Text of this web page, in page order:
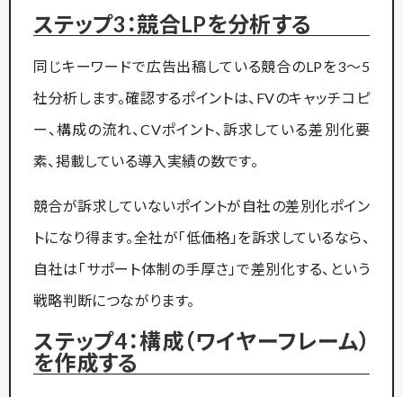
ステップ3：競合LPを分析する
同じキーワードで広告出稿している競合のLPを3〜5
社分析します。確認するポイントは、FVのキャッチコピ
ー、構成の流れ、CVポイント、訴求している差別化要
素、掲載している導入実績の数です。
競合が訴求していないポイントが自社の差別化ポイン
トになり得ます。全社が「低価格」を訴求しているなら、
自社は「サポート体制の手厚さ」で差別化する、という
戦略判断につながります。
ステップ4：構成（ワイヤーフレーム）
を作成する